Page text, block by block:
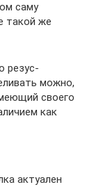
саму
такой же
резус-
можно,
своего
как
актуален